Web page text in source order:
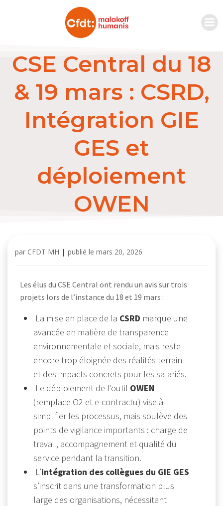
CSE Central du 18
& 19 mars : CSRD,
Intégration GIE
GES et
déploiement
OWEN
par CFDT MH | publié le mars 20, 2026
Les élus du CSE Central ont rendu un avis sur trois
projets lors de l’instance du 18 et 19 mars :
La mise en place de la CSRD marque une
avancée en matière de transparence
environnementale et sociale, mais reste
encore trop éloignée des réalités terrain
et des impacts concrets pour les salariés.
Le déploiement de l’outil OWEN
(remplace O2 et e-contractu) vise à
simplifier les processus, mais soulève des
points de vigilance importants : charge de
travail, accompagnement et qualité du
service pendant la transition.
L’intégration des collègues du GIE GES
s’inscrit dans une transformation plus
large des organisations, nécessitant